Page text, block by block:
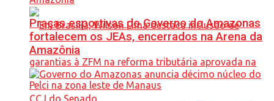
Praças esportivas do Governo do Amazonas
fortalecem os JEAs, encerrados na Arena da
Amazônia